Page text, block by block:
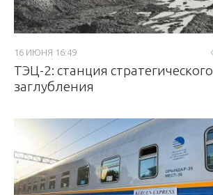
16 ИЮНЯ 16:49
ТЭЦ-2: станция стратегического
заглубления